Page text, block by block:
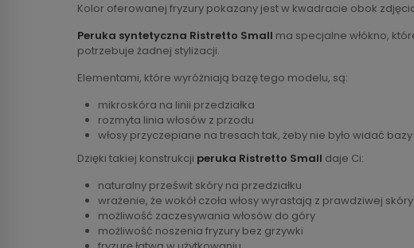
Kolor oferowanej fryzury pokazany jest w kwadracie obok
Peruka syntetyczna Ristretto Small ma specjalne włókno,
potrzebuje żadnej stylizacji.
Elementami, które wyróżniają bazę tego modelu, są:
mikroskóra na linii przedziałka
rozmyta linia włosów z przodu
włosy przyczepiane na tresach tak, żeby nie było widać bazy
Dzięki takiej konstrukcji peruka Ristretto Small daje Ci:
naturalny prześwit skóry na przedziałku
wrażenie, że wokół czoła włosy wyrastają z prawdziwej
możliwość zaczesywania włosów do góry
możliwość noszenia fryzury bez grzywki